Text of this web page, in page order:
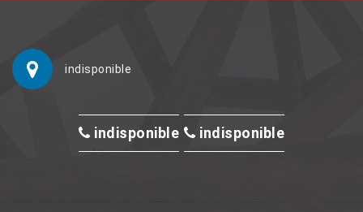
indisponible
indisponible indisponible